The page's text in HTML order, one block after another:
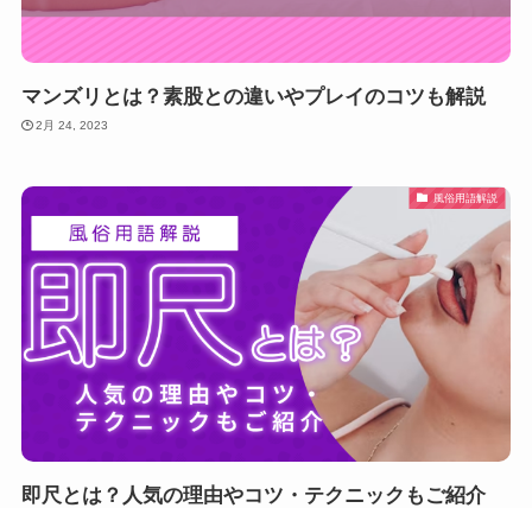
マンズリとは？素股との違いやプレイのコツも解説
2月 24, 2023
風俗用語解説
即尺とは？人気の理由やコツ・テクニックもご紹介